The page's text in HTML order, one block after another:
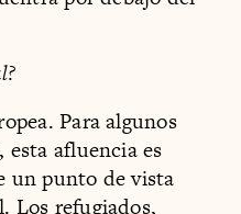
Para algunos
esta afluencia es
un punto de vista
Los refugiados,